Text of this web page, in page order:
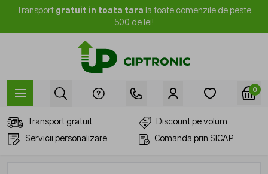
Mergi la Conținut
Transport gratuit in toata tara la toate comenzile de peste
500 de lei!
0
Transport gratuit
Discount pe volum
Servicii personalizare
Comanda prin SICAP